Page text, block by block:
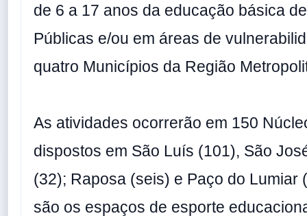
de 6 a 17 anos da educação básica
Públicas e/ou em áreas de
quatro Municípios da Região
As atividades ocorrerão em 150
dispostos em São Luís (101), São
(32); Raposa (seis) e Paço do Lumiar
são os espaços de esporte